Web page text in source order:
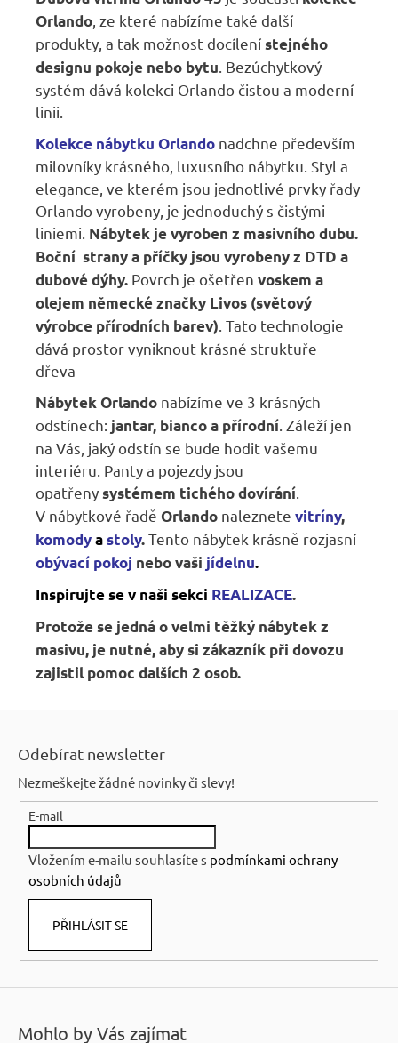
Orlando, ze které nabízíme také další
produkty, a tak možnost docílenístejného
designu pokoje nebo bytu. Bezúchytkový
systém dává kolekci Orlando čistou a moderní
linii.
Kolekce nábytku Orlando nadchne především
milovníky krásného, luxusního nábytku. Styl a
elegance, ve kterém jsou jednotlivé prvky řady
Orlando vyrobeny, je jednoduchý s čistými
liniemi. Nábytek je vyroben z masivního dubu.
Boční strany a příčky jsou vyrobeny z DTD a
dubové dýhy. Povrch je ošetřen voskem a
olejem německé značky Livos (světový
výrobce přírodních barev). Tato technologie
dává prostor vyniknout krásné struktuře
dřeva
Nábytek Orlando nabízíme ve 3 krásných
odstínech: jantar, bianco a přírodní. Záleží jen
na Vás, jaký odstín se bude hodit vašemu
interiéru. Panty a pojezdy jsou
opatřenysystémem tichého dovírání.
V nábytkové řadě Orlando naleznete vitríny,
komodyastoly.Tento nábytek krásně rozjasní
obývací pokoj nebo vaši jídelnu.
Inspirujte se v naši sekci REALIZACE.
Protože se jedná o velmi těžký nábytek z
masivu, je nutné, aby si zákazník při dovozu
zajistil pomoc dalších 2 osob.
Odebírat newsletter
Nezmeškejte žádné novinky či slevy!
E-mail
Vložením e-mailu souhlasíte s podmínkami ochrany
osobních údajů
PŘIHLÁSIT SE
Mohlo by Vás zajímat